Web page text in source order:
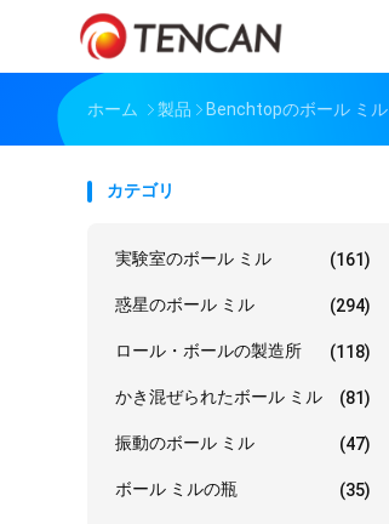
ホーム 製品 Benchtopのボール ミル
カテゴリ
実験室のボール ミル (161)
惑星のボール ミル (294)
ロール・ボールの製造所 (118)
かき混ぜられたボール ミル (81)
振動のボール ミル (47)
ボール ミルの瓶 (35)